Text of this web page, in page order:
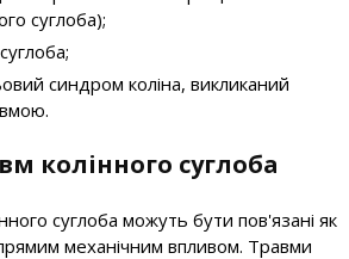
суглоба);
синдром коліна, викликаний
колінного суглоба
суглоба можуть бути пов'язані як
механічним впливом. Травми